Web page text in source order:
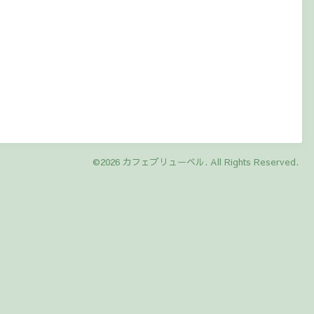
©2026 カフェブリューベル. All Rights Reserved.